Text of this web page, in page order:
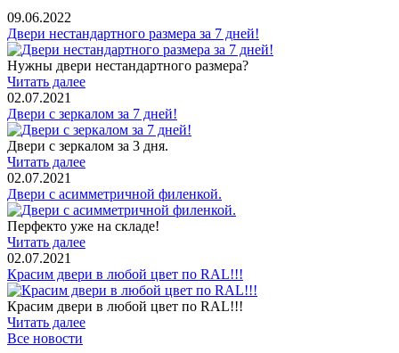
09.06.2022
Двери нестандартного размера за 7 дней!
Нужны двери нестандартного размера?
Читать далее
02.07.2021
Двери с зеркалом за 7 дней!
Двери с зеркалом за 3 дня.
Читать далее
02.07.2021
Двери с асимметричной филенкой.
Перфекто уже на складе!
Читать далее
02.07.2021
Красим двери в любой цвет по RAL!!!
Красим двери в любой цвет по RAL!!!
Читать далее
Все новости